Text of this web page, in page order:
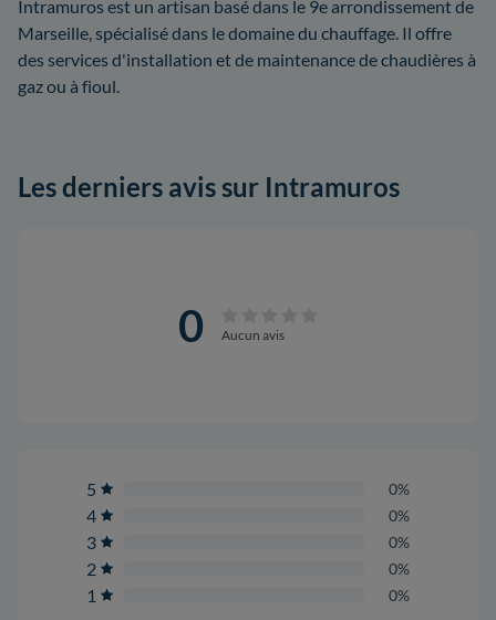
Intramuros est un artisan basé dans le 9e arrondissement de
Marseille, spécialisé dans le domaine du chauffage. Il offre
des services d'installation et de maintenance de chaudières à
gaz ou à fioul.
Les derniers avis sur Intramuros
0 Aucun avis
5 0%
4 0%
3 0%
2 0%
1 0%